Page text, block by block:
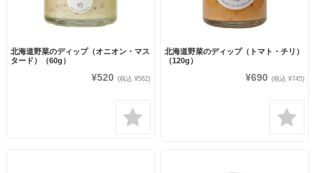
北海道野菜のディップ（オニオン・マス
タード）（60g）
¥520 (税込 ¥562)
北海道野菜のディップ（トマト・チリ）
（120g）
¥690 (税込 ¥745)